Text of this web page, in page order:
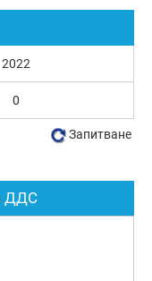
ДДС
2022
0
Запитване